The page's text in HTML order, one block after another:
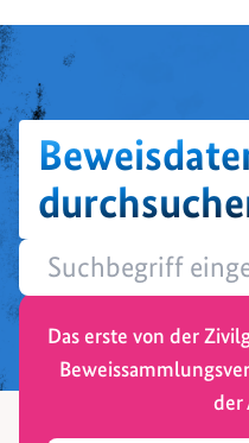
Das erste von der
der